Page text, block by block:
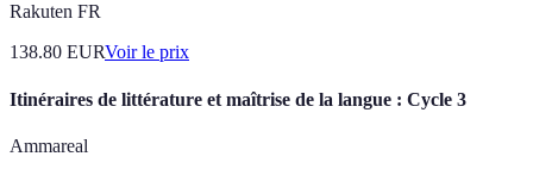
Rakuten FR
138.80 EURVoir le prix
Itinéraires de littérature et maîtrise de la langue : Cycle 3
Ammareal